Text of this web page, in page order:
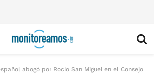
abogó por Rocío San Miguel en el Consejo